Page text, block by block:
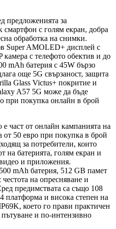
предложенията за
смартфон с голям екран, добра
обработка на снимки.
Super AMOLED+ дисплей с
с телефото обектив и до
mAh батерия с 45W бързо
още 5G свързаност, защита
Glass Victus+ покритие и
A57 5G може да бъде
при покупка онлайн в брой
е част от онлайн кампанията на
от 50 евро при покупка в брой
за потребители, които
на батерията, голям екран и
и приложения.
mAh батерия, 512 GB памет
на опресняване и
предимствата са също 108
платформа и висока степен на
което го прави практичен
и по-интензивно